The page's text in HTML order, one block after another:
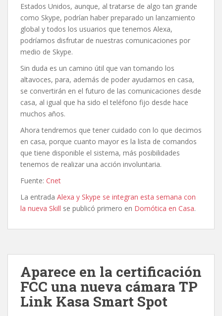
Estados Unidos, aunque, al tratarse de algo tan grande
como Skype, podrían haber preparado un lanzamiento
global y todos los usuarios que tenemos Alexa,
podríamos disfrutar de nuestras comunicaciones por
medio de Skype.
Sin duda es un camino útil que van tomando los
altavoces, para, además de poder ayudarnos en casa,
se convertirán en el futuro de las comunicaciones desde
casa, al igual que ha sido el teléfono fijo desde hace
muchos años.
Ahora tendremos que tener cuidado con lo que decimos
en casa, porque cuanto mayor es la lista de comandos
que tiene disponible el sistema, más posibilidades
tenemos de realizar una acción involuntaria.
Fuente: Cnet
La entrada Alexa y Skype se integran esta semana con
la nueva Skill se publicó primero en Domótica en Casa.
Aparece en la certificación
FCC una nueva cámara TP
Link Kasa Smart Spot